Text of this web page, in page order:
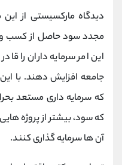
دیدگاه مارکسیستی از
مجدد سود حاصل از کسب و
این امر سرمایه داران را
جامعه افزایش دهند. با
که سرمایه داری مستعد
که سود، بیشتر از پروژه
آن ها سرمایه گذاری کنند.